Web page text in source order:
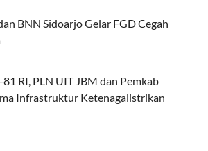
BNN Sidoarjo Gelar FGD Cegah
RI, PLN UIT JBM dan Pemkab
Infrastruktur Ketenagalistrikan